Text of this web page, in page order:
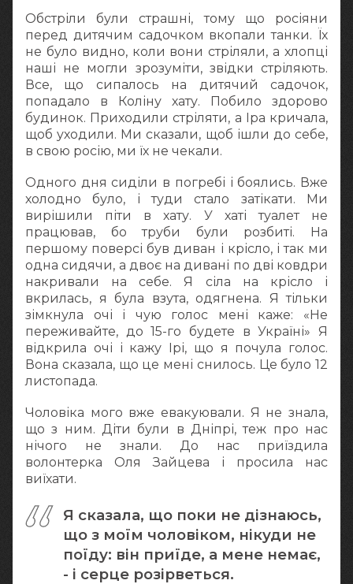
Обстріли були страшні, тому що росіяни
перед дитячим садочком вкопали танки. Їх
не було видно, коли вони стріляли, а хлопці
наші не могли зрозуміти, звідки стріляють.
Все, що сипалось на дитячий садочок,
попадало в Коліну хату. Побило здорово
будинок. Приходили стріляти, а Іра кричала,
щоб уходили. Ми сказали, щоб ішли до себе,
в свою росію, ми їх не чекали.
Одного дня сиділи в погребі і боялись. Вже
холодно було, і туди стало затікати. Ми
вирішили піти в хату. У хаті туалет не
працював, бо труби були розбиті. На
першому поверсі був диван і крісло, і так ми
одна сидячи, а двоє на дивані по дві ковдри
накривали на себе. Я сіла на крісло і
вкрилась, я була взута, одягнена. Я тільки
зімкнула очі і чую голос мені каже: «Не
переживайте, до 15-го будете в Україні» Я
відкрила очі і кажу Ірі, що я почула голос.
Вона сказала, що це мені снилось. Це було 12
листопада.
Чоловіка мого вже евакуювали. Я не знала,
що з ним. Діти були в Дніпрі, теж про нас
нічого не знали. До нас приїздила
волонтерка Оля Зайцева і просила нас
виїхати.
Я сказала, що поки не дізнаюсь,
що з моїм чоловіком, нікуди не
поїду: він приїде, а мене немає,
- і серце розірветься.